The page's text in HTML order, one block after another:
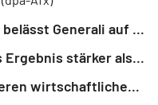
ANALYSE-FLASH: Jefferies belässt Generali auf 'Buy' - Ziel 28,50 Euro
Generali steigert operatives Ergebnis stärker als erwartet
Hochwasser führen zu größeren wirtschaftlichen Schäden